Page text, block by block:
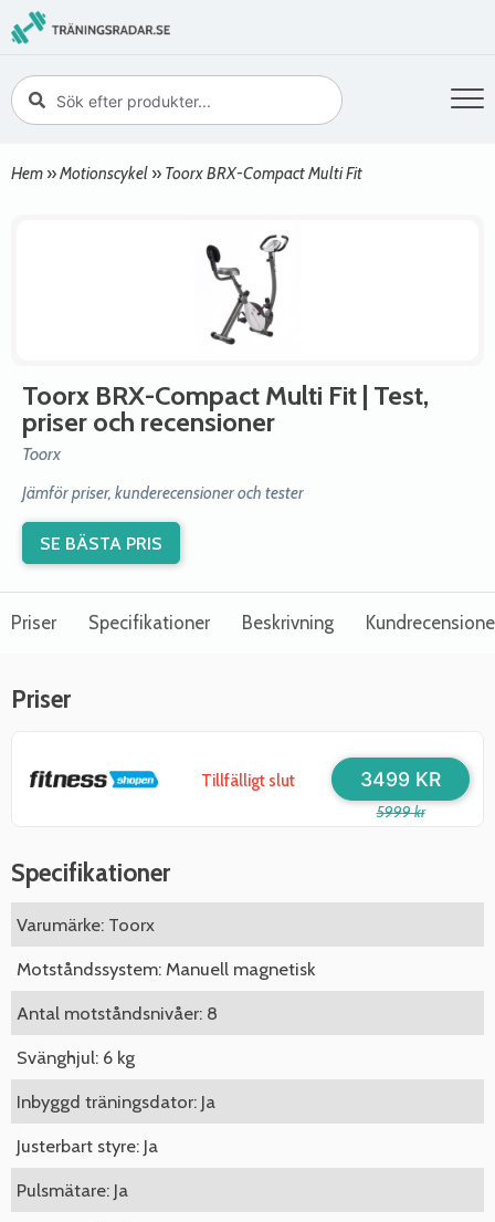
Hem »Motionscykel » Toorx BRX-Compact Multi Fit
Toorx BRX-Compact Multi Fit | Test,
priser och recensioner
Toorx
Jämför priser, kunderecensioner och tester
SE BÄSTA PRIS
Priser Specifikationer Beskrivning
Priser
Tillfälligt slut
5999 kr
3499 KR
Specifikationer
Varumärke: Toorx
Motståndssystem: Manuell magnetisk
Antal motståndsnivåer: 8
Svänghjul: 6 kg
Inbyggd träningsdator: Ja
Justerbart styre: Ja
Pulsmätare: Ja